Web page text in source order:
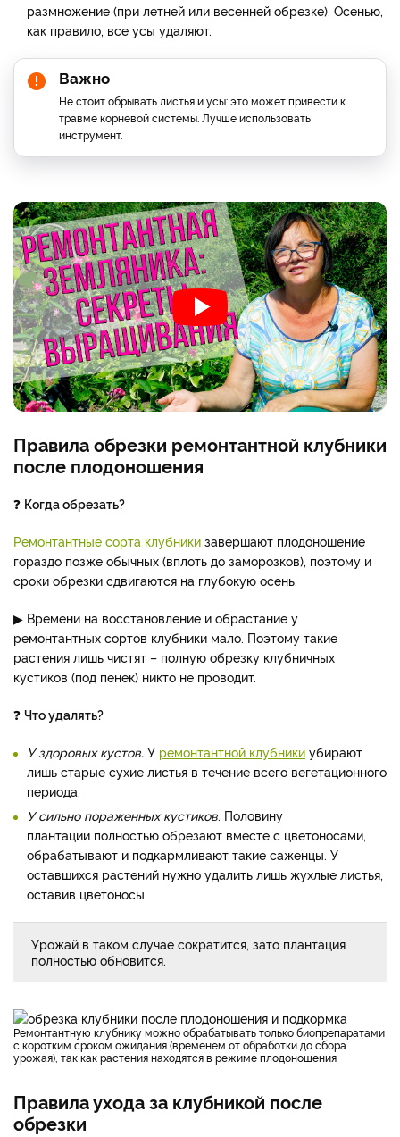
размножение (при летней или весенней обрезке). Осенью,
как правило, все усы удаляют.
Важно
Не стоит обрывать листья и усы: это может привести к
травме корневой системы. Лучше использовать
инструмент.
Правила обрезки ремонтантной клубники
после плодоношения
❓ Когда обрезать?
Ремонтантные сорта клубники завершают плодоношение
гораздо позже обычных (вплоть до заморозков), поэтому и
сроки обрезки сдвигаются на глубокую осень.
▶ Времени на восстановление и обрастание у
ремонтантных сортов клубники мало. Поэтому такие
растения лишь чистят – полную обрезку клубничных
кустиков (под пенек) никто не проводит.
❓ Что удалять?
У здоровых кустов. У ремонтантной клубники убирают
лишь старые сухие листья в течение всего вегетационного
периода.
У сильно пораженных кустиков. Половину
плантации полностью обрезают вместе с цветоносами,
обрабатывают и подкармливают такие саженцы. У
оставшихся растений нужно удалить лишь жухлые листья,
оставив цветоносы.
Урожай в таком случае сократится, зато плантация
полностью обновится.
Ремонтантную клубнику можно обрабатывать только биопрепаратами
с коротким сроком ожидания (временем от обработки до сбора
урожая), так как растения находятся в режиме плодоношения
Правила ухода за клубникой после
обрезки